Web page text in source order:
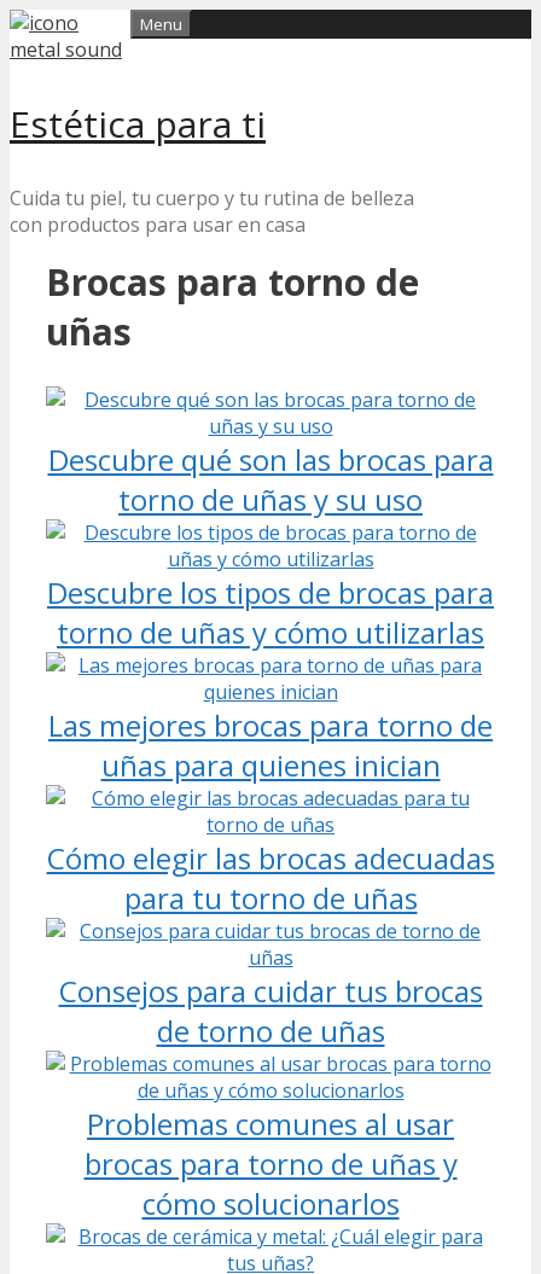
Skip
to
Estética para ti
Cuida tu piel, tu cuerpo y tu rutina de belleza
con productos para usar en casa
Menu
Brocas para torno de
uñas
Descubre qué son las brocas para
torno de uñas y su uso
Descubre los tipos de brocas para
torno de uñas y cómo utilizarlas
Las mejores brocas para torno de
uñas para quienes inician
Cómo elegir las brocas adecuadas
para tu torno de uñas
Consejos para cuidar tus brocas
de torno de uñas
Problemas comunes al usar
brocas para torno de uñas y
cómo solucionarlos